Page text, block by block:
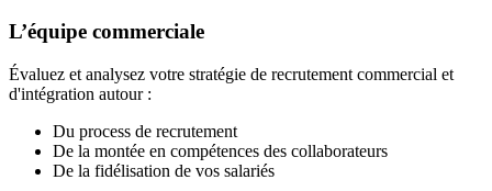
L’équipe commerciale
Évaluez et analysez votre stratégie de recrutement commercial et
d'intégration autour :
Du process de recrutement
De la montée en compétences des collaborateurs
De la fidélisation de vos salariés